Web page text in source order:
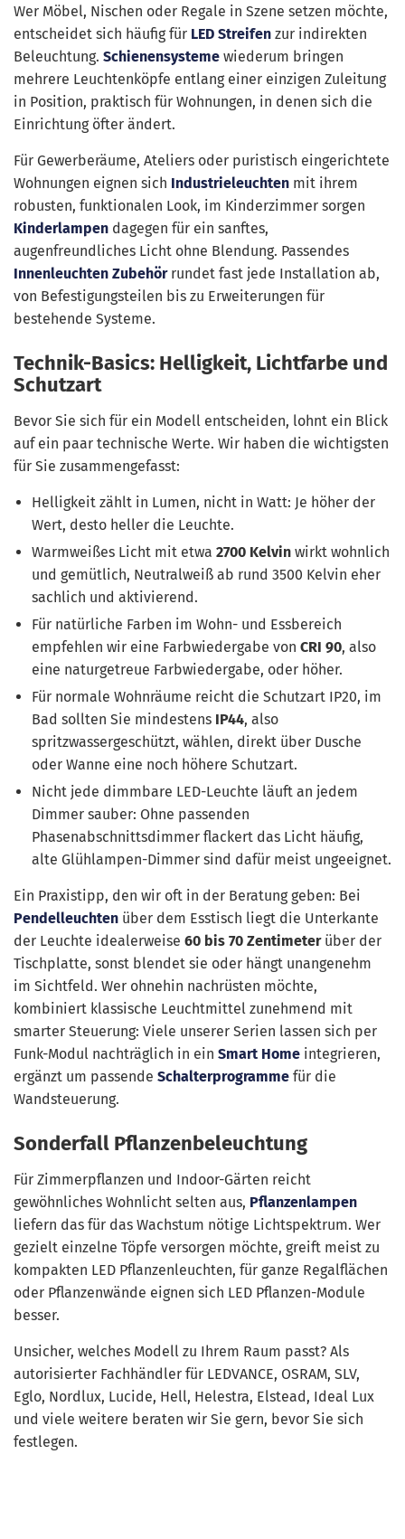
Wer Möbel, Nischen oder Regale in Szene setzen möchte,
entscheidet sich häufig für LED Streifen zur indirekten
Beleuchtung. Schienensysteme wiederum bringen
mehrere Leuchtenköpfe entlang einer einzigen Zuleitung
in Position, praktisch für Wohnungen, in denen sich die
Einrichtung öfter ändert.
Für Gewerberäume, Ateliers oder puristisch eingerichtete
Wohnungen eignen sich Industrieleuchten mit ihrem
robusten, funktionalen Look, im Kinderzimmer sorgen
Kinderlampen dagegen für ein sanftes,
augenfreundliches Licht ohne Blendung. Passendes
Innenleuchten Zubehörrundet fast jede Installation ab,
von Befestigungsteilen bis zu Erweiterungen für
bestehende Systeme.
Technik-Basics: Helligkeit, Lichtfarbe und
Schutzart
Bevor Sie sich für ein Modell entscheiden, lohnt ein Blick
auf ein paar technische Werte. Wir haben die wichtigsten
für Sie zusammengefasst:
Helligkeit zählt in Lumen, nicht in Watt: Je höher der
Wert, desto heller die Leuchte.
Warmweißes Licht mit etwa 2700 Kelvin wirkt wohnlich
und gemütlich, Neutralweiß ab rund 3500 Kelvin eher
sachlich und aktivierend.
Für natürliche Farben im Wohn- und Essbereich
empfehlen wir eine Farbwiedergabe von CRI 90, also
eine naturgetreue Farbwiedergabe, oder höher.
Für normale Wohnräume reicht die Schutzart IP20, im
Bad sollten Sie mindestens IP44, also
spritzwassergeschützt, wählen, direkt über Dusche
oder Wanne eine noch höhere Schutzart.
Nicht jede dimmbare LED-Leuchte läuft an jedem
Dimmer sauber: Ohne passenden
Phasenabschnittsdimmer flackert das Licht häufig,
alte Glühlampen-Dimmer sind dafür meist ungeeignet.
Ein Praxistipp, den wir oft in der Beratung geben: Bei
Pendelleuchten über dem Esstisch liegt die Unterkante
der Leuchte idealerweise 60 bis 70 Zentimeterüber der
Tischplatte, sonst blendet sie oder hängt unangenehm
im Sichtfeld. Wer ohnehin nachrüsten möchte,
kombiniert klassische Leuchtmittel zunehmend mit
smarter Steuerung: Viele unserer Serien lassen sich per
Funk-Modul nachträglich in ein Smart Home integrieren,
ergänzt um passende Schalterprogramme für die
Wandsteuerung.
Sonderfall Pflanzenbeleuchtung
Für Zimmerpflanzen und Indoor-Gärten reicht
gewöhnliches Wohnlicht selten aus, Pflanzenlampen
liefern das für das Wachstum nötige Lichtspektrum. Wer
gezielt einzelne Töpfe versorgen möchte, greift meist zu
kompakten LED Pflanzenleuchten, für ganze Regalflächen
oder Pflanzenwände eignen sich LED Pflanzen-Module
besser.
Unsicher, welches Modell zu Ihrem Raum passt? Als
autorisierter Fachhändler für LEDVANCE, OSRAM, SLV,
Eglo, Nordlux, Lucide, Hell, Helestra, Elstead, Ideal Lux
und viele weitere beraten wir Sie gern, bevor Sie sich
festlegen.